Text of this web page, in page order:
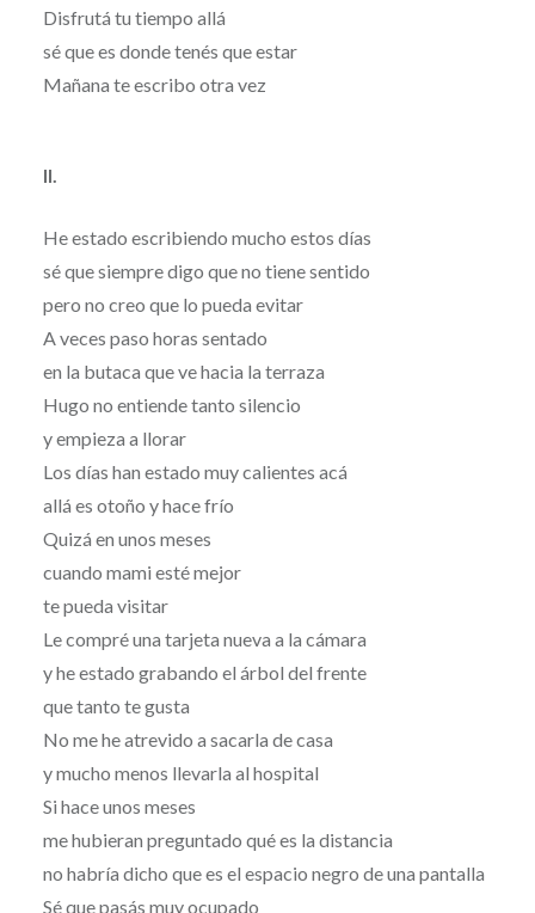
Disfrutá tu tiempo allá
sé que es donde tenés que estar
Mañana te escribo otra vez
II.
He estado escribiendo mucho estos días
sé que siempre digo que no tiene sentido
pero no creo que lo pueda evitar
A veces paso horas sentado
en la butaca que ve hacia la terraza
Hugo no entiende tanto silencio
y empieza a llorar
Los días han estado muy calientes acá
allá es otoño y hace frío
Quizá en unos meses
cuando mami esté mejor
te pueda visitar
Le compré una tarjeta nueva a la cámara
y he estado grabando el árbol del frente
que tanto te gusta
No me he atrevido a sacarla de casa
y mucho menos llevarla al hospital
Si hace unos meses
me hubieran preguntado qué es la distancia
no habría dicho que es el espacio negro de una pantalla
Sé que pasás muy ocupado